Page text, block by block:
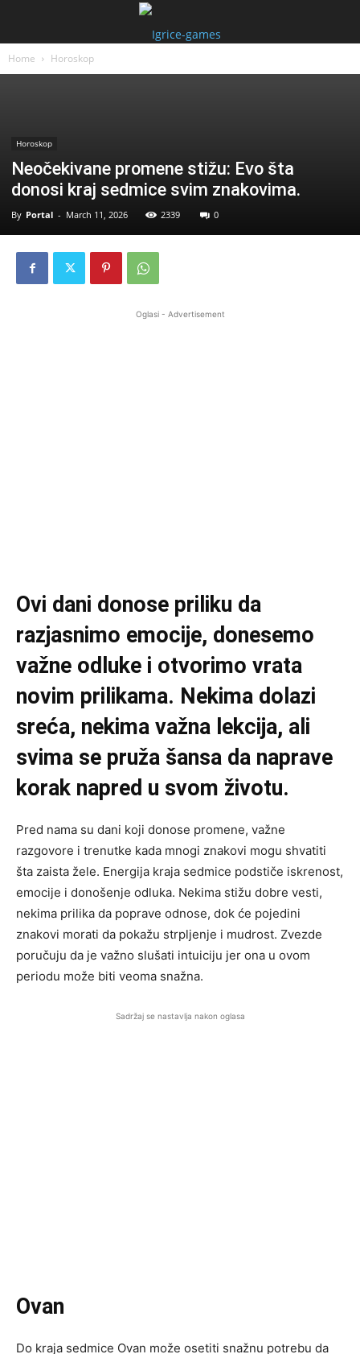
Home Horoskop
Horoskop
Neočekivane promene stižu: Evo šta
donosi kraj sedmice svim znakovima.
By Portal - March 11, 2026 2339 0
Oglasi - Advertisement
Ovi dani donose priliku da
razjasnimo emocije, donesemo
važne odluke i otvorimo vrata
novim prilikama. Nekima dolazi
sreća, nekima važna lekcija, ali
svima se pruža šansa da naprave
korak napred u svom životu.
Pred nama su dani koji donose promene, važne
razgovore i trenutke kada mnogi znakovi mogu shvatiti
šta zaista žele. Energija kraja sedmice podstiče iskrenost,
emocije i donošenje odluka. Nekima stižu dobre vesti,
nekima prilika da poprave odnose, dok će pojedini
znakovi morati da pokažu strpljenje i mudrost. Zvezde
poručuju da je važno slušati intuiciju jer ona u ovom
periodu može biti veoma snažna.
Sadržaj se nastavlja nakon oglasa
Ovan
Do kraja sedmice Ovan može osetiti snažnu potrebu da